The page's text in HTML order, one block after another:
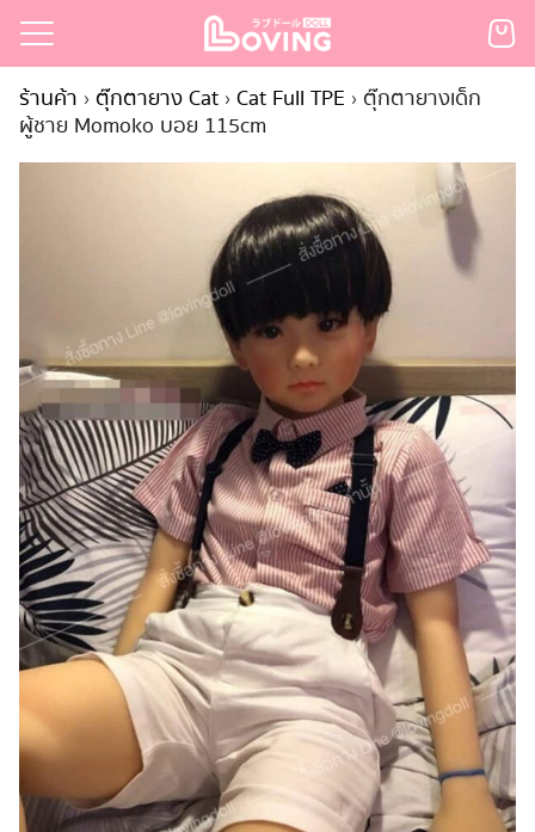
Skip
content
ก
ะเงิน
for:
ร้านค้า › ตุ๊กตายาง Cat › Cat Full TPE › ตุ๊กตายางเด็ก
ผู้ชาย Momoko บอย 115cm